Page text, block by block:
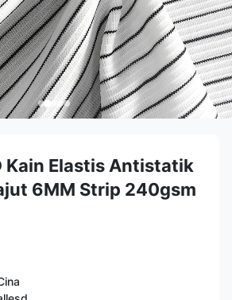
Kain Elastis Antistatik
6MM Strip 240gsm